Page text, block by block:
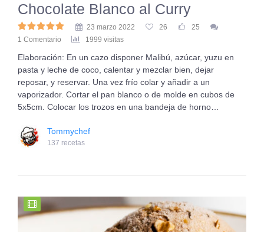
Chocolate Blanco al Curry
23 marzo 2022 26
25
1 Comentario
1999 visitas
Elaboración: En un cazo disponer Malibú, azúcar, yuzu en
pasta y leche de coco, calentar y mezclar bien, dejar
reposar, y reservar. Una vez frío colar y añadir a un
vaporizador. Cortar el pan blanco o de molde en cubos de
5x5cm. Colocar los trozos en una bandeja de horno…
Tommychef
137 recetas